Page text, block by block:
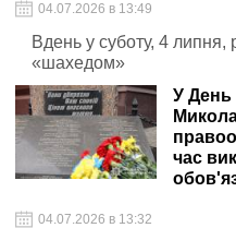
04.07.2026 в 13:49
Вдень у суботу, 4 липня,
«шахедом»
У День
час
04.07.2026 в 13:32